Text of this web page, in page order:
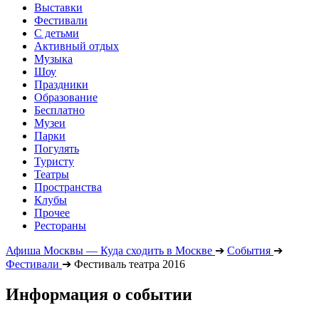
Выставки
Фестивали
С детьми
Активный отдых
Музыка
Шоу
Праздники
Образование
Бесплатно
Музеи
Парки
Погулять
Туристу
Театры
Пространства
Клубы
Прочее
Рестораны
Афиша Москвы — Куда сходить в Москве ➔ События ➔
Фестивали ➔ Фестиваль театра 2016
Информация о событии